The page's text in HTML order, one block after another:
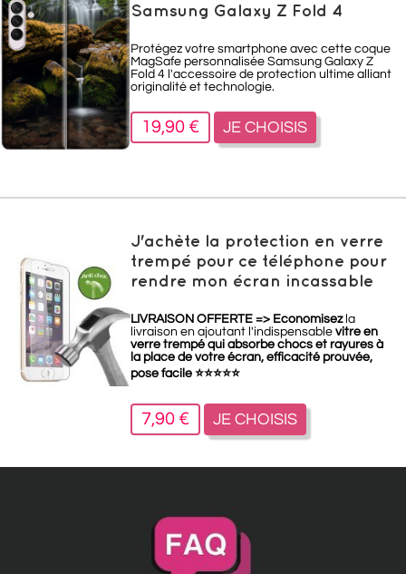
Samsung Galaxy Z Fold 4
Protégez votre smartphone avec cette coque
MagSafe personnalisée Samsung Galaxy Z
Fold 4 l'accessoire de protection ultime alliant
originalité et technologie.
19,90 € JE CHOISIS
J'achète la protection en verre
trempé pour ce téléphone pour
rendre mon écran incassable
LIVRAISON OFFERTE => Economisezla
livraison en ajoutant l'indispensable vitre en
verre trempé qui absorbe chocs et rayures à
la place de votre écran, efficacité prouvée,
pose facile ⭐⭐⭐⭐⭐
7,90 € JE CHOISIS